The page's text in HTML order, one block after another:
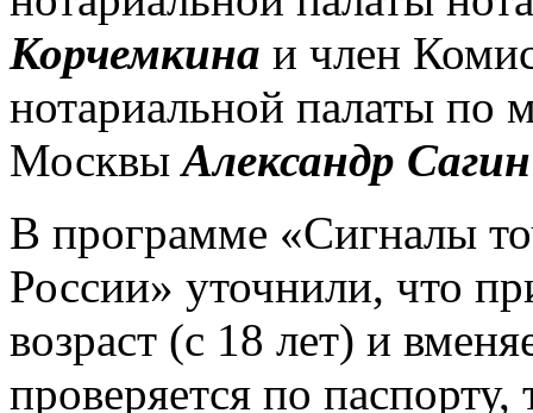
Корчемкина и член
нотариальной палаты по
МосквыАлександр Сагин
В программе «Сигналы
России» уточнили, что
возраст (с 18 лет) и
проверяется по